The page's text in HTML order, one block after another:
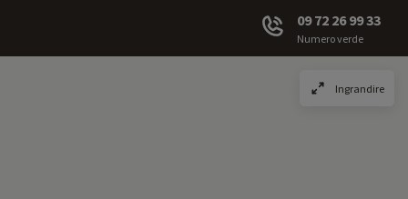
09 72 26 99 33
Numero verde
Ingrandire